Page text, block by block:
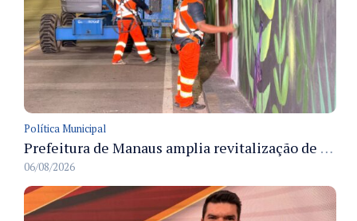
Política Municipal
Prefeitura de Manaus amplia revitalização de viadutos com pintura em grafite e instalação de LED
06/08/2026